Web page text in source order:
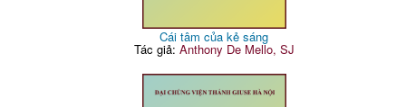
Cái tâm của kẻ sáng
Tác giả: Anthony De Mello, SJ